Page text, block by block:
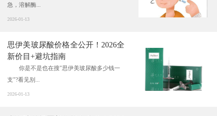
急，溶解酶...
2026-01-13
思伊美玻尿酸价格全公开！2026全
新价目+避坑指南
你是不是也在搜"思伊美玻尿酸多少钱一
支"?看见别...
2026-01-13